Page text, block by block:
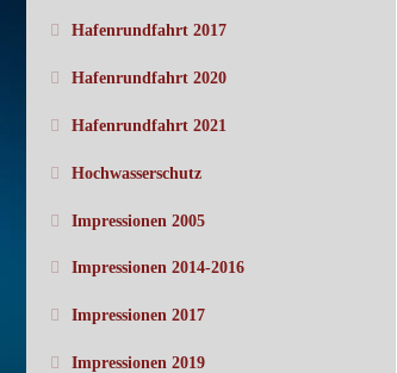
Hafenrundfahrt 2017
Hafenrundfahrt 2020
Hafenrundfahrt 2021
Hochwasserschutz
Impressionen 2005
Impressionen 2014-2016
Impressionen 2017
Impressionen 2019